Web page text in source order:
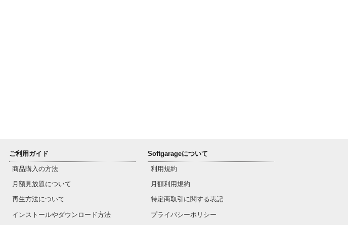
ご利用ガイド
商品購入の方法
月額見放題について
再生方法について
インストールやダウンロード方法
Softgarageについて
利用規約
月額利用規約
特定商取引に関する表記
プライバシーポリシー